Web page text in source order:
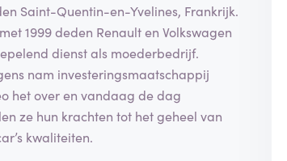
Saint-Quentin-en-Yvelines, Frankrijk.
1999 deden Renault en Volkswagen
dienst als moederbedrijf.
nam investeringsmaatschappij
het over en vandaag de dag
ze hun krachten tot het geheel van
kwaliteiten.